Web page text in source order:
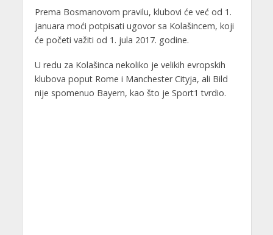
Prema Bosmanovom pravilu, klubovi će već od 1.
januara moći potpisati ugovor sa Kolašincem, koji
će početi važiti od 1. jula 2017. godine.
U redu za Kolašinca nekoliko je velikih evropskih
klubova poput Rome i Manchester Cityja, ali Bild
nije spomenuo Bayern, kao što je Sport1 tvrdio.